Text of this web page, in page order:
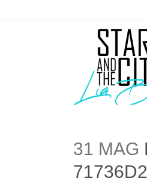
31 MAG